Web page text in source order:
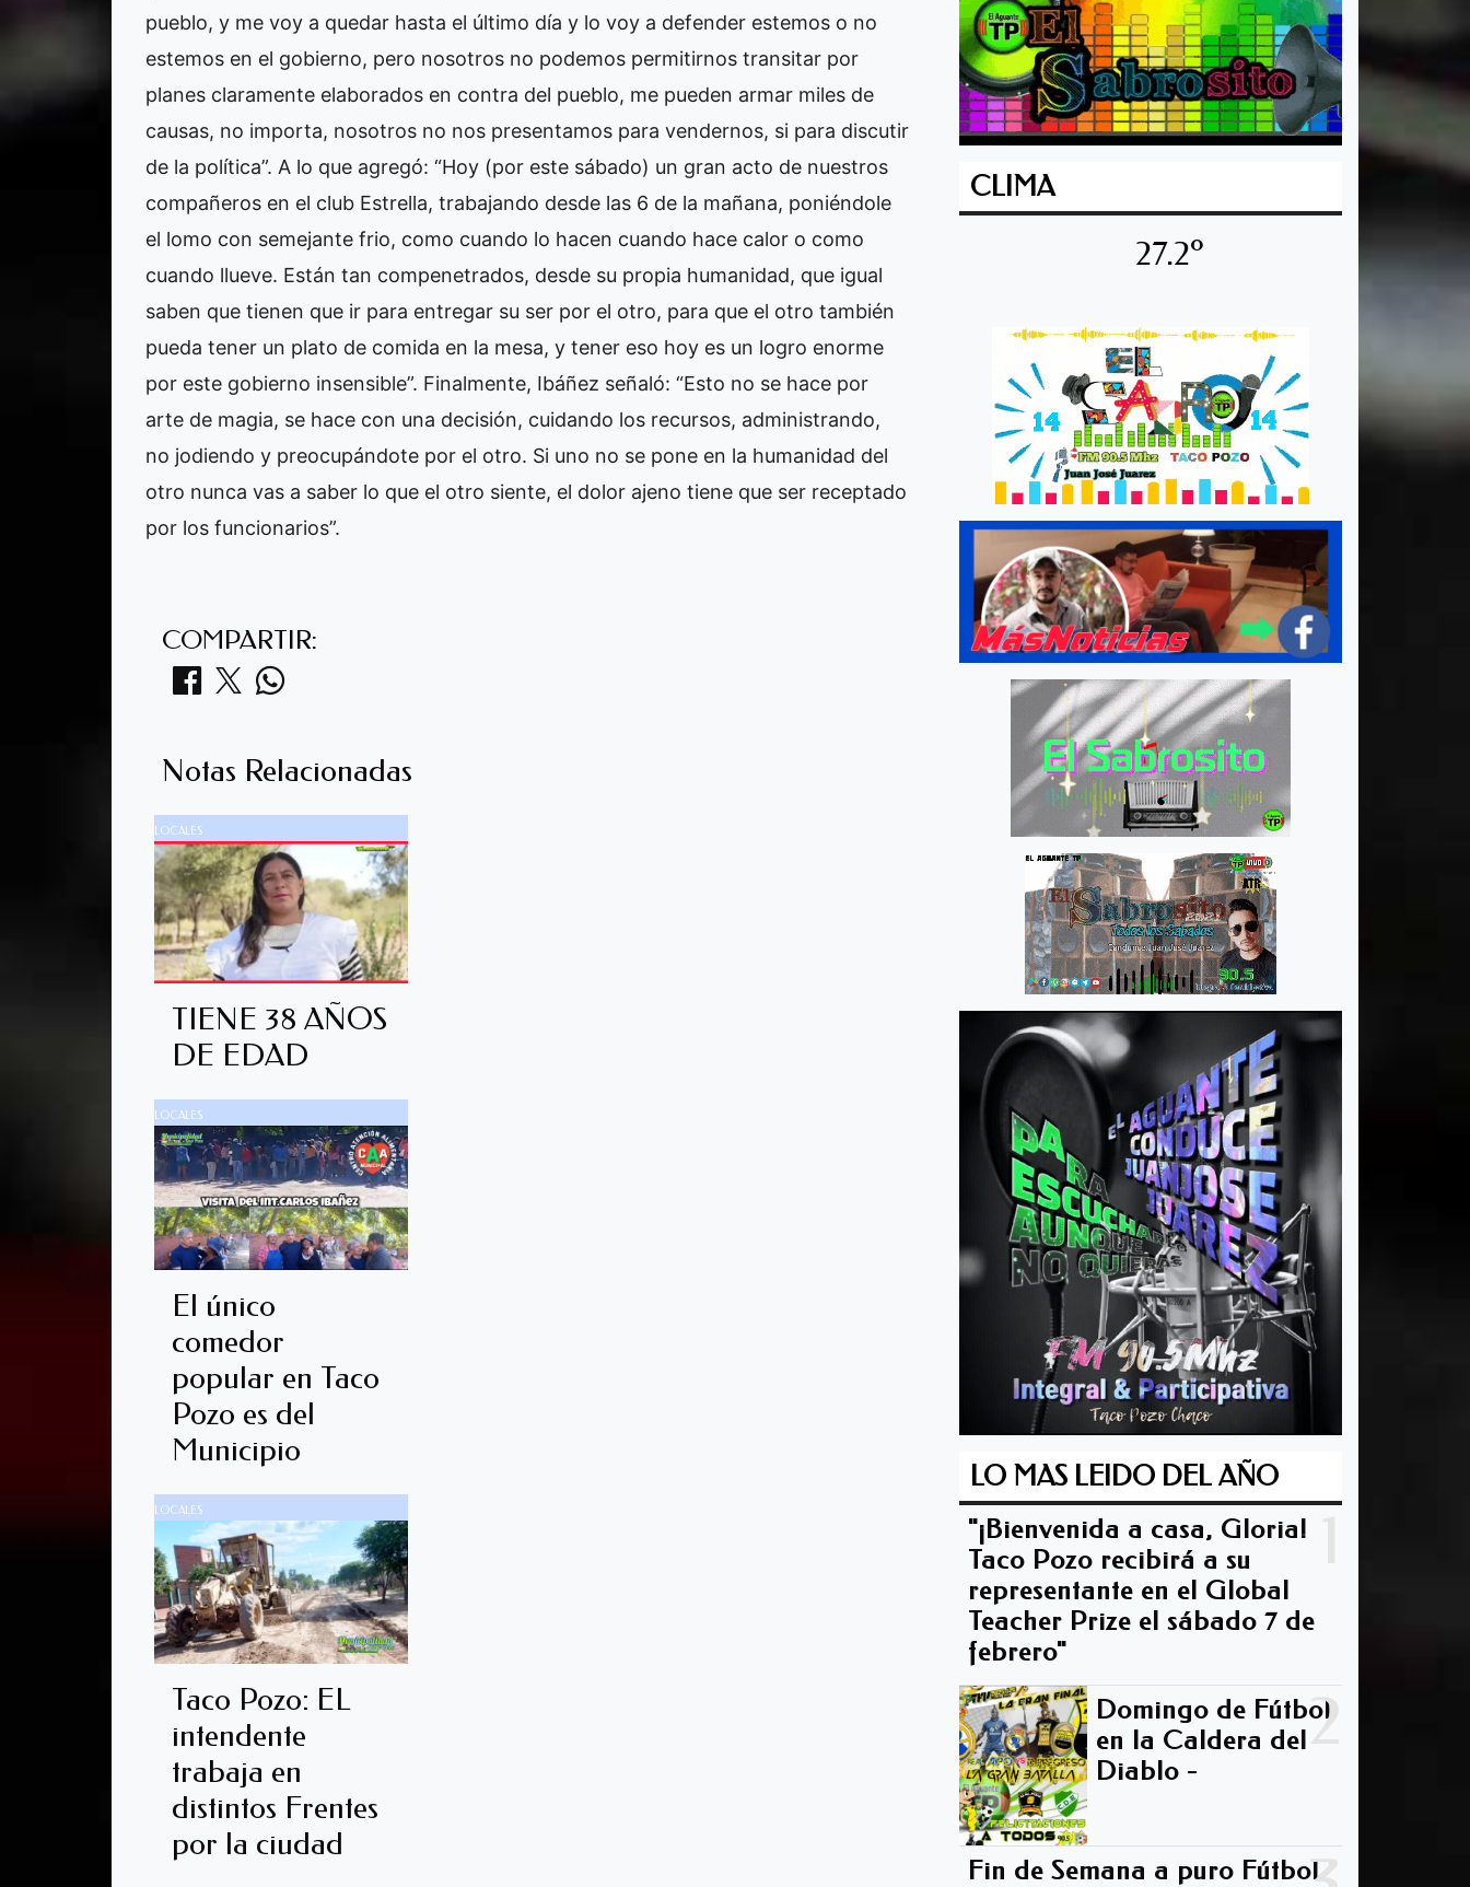
pueblo, y me voy a quedar hasta el último día y lo voy a defender estemos o no
estemos en el gobierno, pero nosotros no podemos permitirnos transitar por
planes claramente elaborados en contra del pueblo, me pueden armar miles de
causas, no importa, nosotros no nos presentamos para vendernos, si para discutir
de la política”. A lo que agregó: “Hoy (por este sábado) un gran acto de nuestros
compañeros en el club Estrella, trabajando desde las 6 de la mañana, poniéndole
el lomo con semejante frio, como cuando lo hacen cuando hace calor o como
cuando llueve. Están tan compenetrados, desde su propia humanidad, que igual
saben que tienen que ir para entregar su ser por el otro, para que el otro también
pueda tener un plato de comida en la mesa, y tener eso hoy es un logro enorme
por este gobierno insensible”. Finalmente, Ibáñez señaló: “Esto no se hace por
arte de magia, se hace con una decisión, cuidando los recursos, administrando,
no jodiendo y preocupándote por el otro. Si uno no se pone en la humanidad del
otro nunca vas a saber lo que el otro siente, el dolor ajeno tiene que ser receptado
por los funcionarios”.
COMPARTIR:
Notas Relacionadas
LOCALES
TIENE 38 AÑOS
DE EDAD
LOCALES
El único
comedor
popular en Taco
Pozo es del
Municipio
LOCALES
Taco Pozo: EL
intendente
trabaja en
distintos Frentes
por la ciudad
CLIMA
27.2º
LO MAS LEIDO DEL AÑO
"¡Bienvenida a casa, Gloria!
Taco Pozo recibirá a su
representante en el Global
Teacher Prize el sábado 7 de
febrero"
2
Domingo de Fútbol
en la Caldera del
Diablo -
Fin de Semana a puro Fútbol